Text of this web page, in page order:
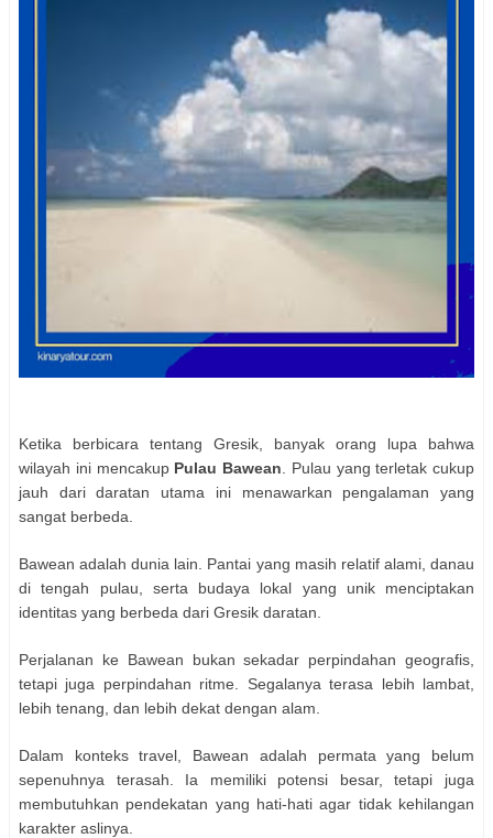
Ketika berbicara tentang Gresik, banyak orang lupa bahwa
wilayah ini mencakup Pulau Bawean. Pulau yang terletak cukup
jauh dari daratan utama ini menawarkan pengalaman yang
sangat berbeda.
Bawean adalah dunia lain. Pantai yang masih relatif alami, danau
di tengah pulau, serta budaya lokal yang unik menciptakan
identitas yang berbeda dari Gresik daratan.
Perjalanan ke Bawean bukan sekadar perpindahan geografis,
tetapi juga perpindahan ritme. Segalanya terasa lebih lambat,
lebih tenang, dan lebih dekat dengan alam.
Dalam konteks travel, Bawean adalah permata yang belum
sepenuhnya terasah. Ia memiliki potensi besar, tetapi juga
membutuhkan pendekatan yang hati-hati agar tidak kehilangan
karakter aslinya.